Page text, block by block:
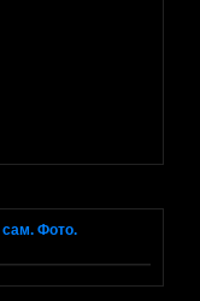
Фото.